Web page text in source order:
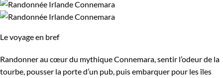
Bord de mer et îles Forêts, collines, rivières et lacs
Le voyage en bref
Randonner au cœur du mythique Connemara, sentir l’odeur de la
tourbe, pousser la porte d’un pub, puis embarquer pour les îles